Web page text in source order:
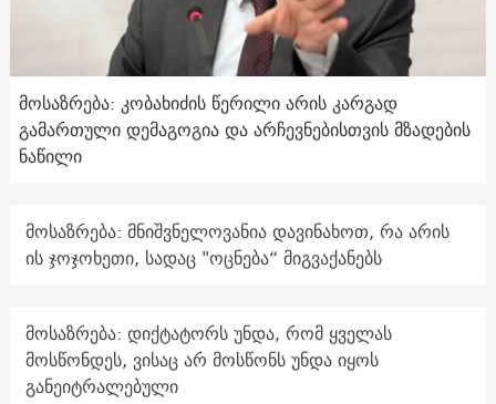
მოსაზრება: კობახიძის წერილი არის კარგად
გამართული დემაგოგია და არჩევნებისთვის მზადების
ნაწილი
მოსაზრება: მნიშვნელოვანია დავინახოთ, რა არის
ის ჯოჯოხეთი, სადაც "ოცნება“ მიგვაქანებს
მოსაზრება: დიქტატორს უნდა, რომ ყველას
მოსწონდეს, ვისაც არ მოსწონს უნდა იყოს
განეიტრალებული